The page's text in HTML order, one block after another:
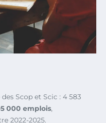
des Scop et Scic : 4 583
000 emplois,
2022-2025.